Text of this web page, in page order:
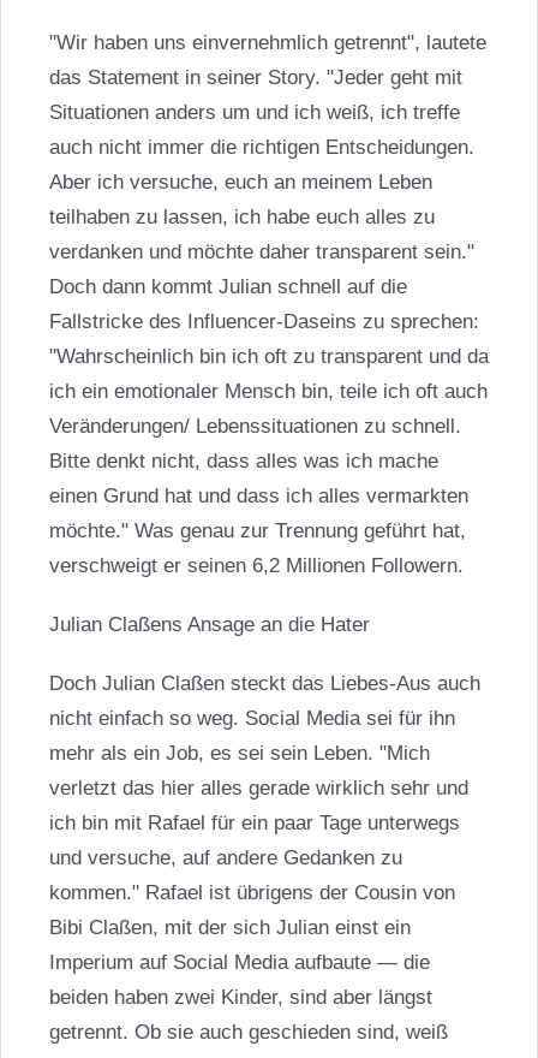
"Wir haben uns einvernehmlich getrennt", lautete
das Statement in seiner Story. "Jeder geht mit
Situationen anders um und ich weiß, ich treffe
auch nicht immer die richtigen Entscheidungen.
Aber ich versuche, euch an meinem Leben
teilhaben zu lassen, ich habe euch alles zu
verdanken und möchte daher transparent sein."
Doch dann kommt Julian schnell auf die
Fallstricke des Influencer-Daseins zu sprechen:
"Wahrscheinlich bin ich oft zu transparent und da
ich ein emotionaler Mensch bin, teile ich oft auch
Veränderungen/ Lebenssituationen zu schnell.
Bitte denkt nicht, dass alles was ich mache
einen Grund hat und dass ich alles vermarkten
möchte." Was genau zur Trennung geführt hat,
verschweigt er seinen 6,2 Millionen Followern.
Julian Claßens Ansage an die Hater
Doch Julian Claßensteckt das Liebes-Aus auch
nicht einfach so weg. Social Media sei für ihn
mehr als ein Job, es sei sein Leben. "Mich
verletzt das hier alles gerade wirklich sehr und
ich bin mit Rafael für ein paar Tage unterwegs
und versuche, auf andere Gedanken zu
kommen." Rafael ist übrigens der Cousin von
Bibi Claßen, mit der sich Julian einst ein
Imperium auf Social Media aufbaute — die
beiden haben zwei Kinder, sind aber längst
getrennt. Ob sie auch geschieden sind, weiß